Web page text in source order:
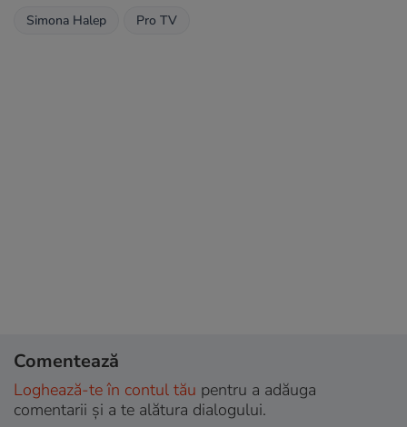
Simona Halep Pro TV
Comentează
Loghează-te în contul tău pentru a adăuga
comentarii și a te alătura dialogului.